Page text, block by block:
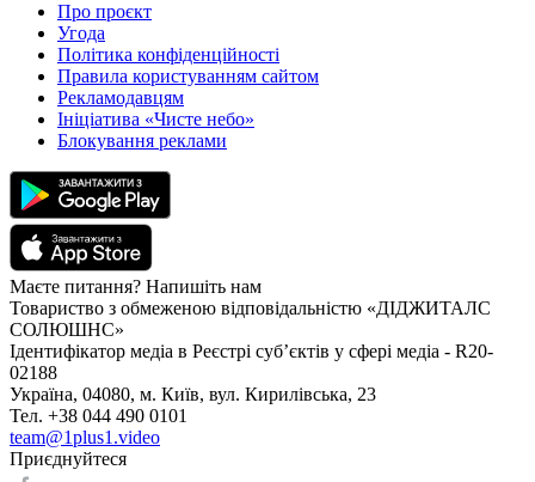
Про проєкт
Угода
Політика конфіденційності
Правила користуванням сайтом
Рекламодавцям
Ініціатива «Чисте небо»
Блокування реклами
Маєте питання? Напишіть нам
Товариство з обмеженою відповідальністю «ДІДЖИТАЛС
СОЛЮШНС»
Ідентифікатор медіа в Реєстрі суб’єктів у сфері медіа - R20-
02188
Україна, 04080, м. Київ, вул. Кирилівська, 23
Тел. +38 044 490 0101
team@1plus1.video
Приєднуйтеся